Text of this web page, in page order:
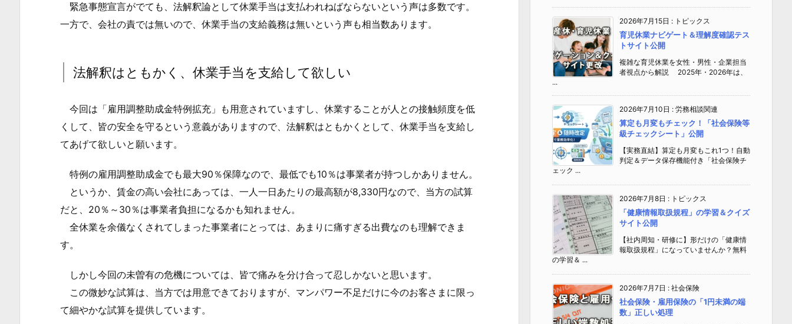
休
業
が
給
さ
れ
い
の
か
1.
解
釈
は
緊急事態宣言がでても、法解釈論として休業手当は支払われねばならないという声は多数です。
一方で、会社の責では無いので、休業手当の支給義務は無いという声も相当数あります。
法解釈はともかく、休業手当を支給して欲しい
今回は「雇用調整助成金特例拡充」も用意されていますし、休業することが人との接触頻度を低
くして、皆の安全を守るという意義がありますので、法解釈はともかくとして、休業手当を支給し
てあげて欲しいと願います。
特例の雇用調整助成金でも最大90％保障なので、最低でも10％は事業者が持つしかありません。
というか、賃金の高い会社にあっては、一人一日あたりの最高額が8,330円なので、当方の試算
だと、20％～30％は事業者負担になるかも知れません。
全休業を余儀なくされてしまった事業者にとっては、あまりに痛すぎる出費なのも理解できま
す。
しかし今回の未曽有の危機については、皆で痛みを分け合って忍しかないと思います。
この微妙な試算は、当方では用意できておりますが、マンパワー不足だけに今のお客さまに限っ
て細やかな試算を提供しています。
2026年7月15日 : トピックス
育児休業ナビゲート＆理解度確認テス
トサイト公開
複雑な育児休業を女性・男性・企業担当
者視点から解説 2025年・2026年は、
...
2026年7月10日 : 労務相談関連
算定も月変もチェック！「社会保険等
級チェックシート」公開
【実務直結】算定も月変もこれ1つ！自動
判定＆データ保存機能付き「社会保険チ
ェック ...
2026年7月8日 : トピックス
「健康情報取扱規程」の学習＆クイズ
サイト公開
【社内周知・研修に】形だけの「健康情
報取扱規程」になっていませんか？無料
の学習＆ ...
2026年7月7日 : 社会保険
社会保険・雇用保険の「1円未満の端
数」正しい処理